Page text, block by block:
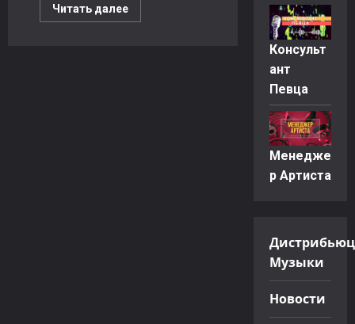
Читать далееПрочитать
больше
Консульт
ант
Певца
Менедже
р Артиста
Музыки
Новости